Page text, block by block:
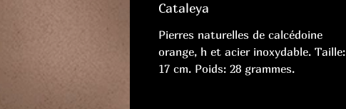
Cataleya
Pierres naturelles de calcédoine
orange, h et acier inoxydable. Taille:
17 cm. Poids: 28 grammes.